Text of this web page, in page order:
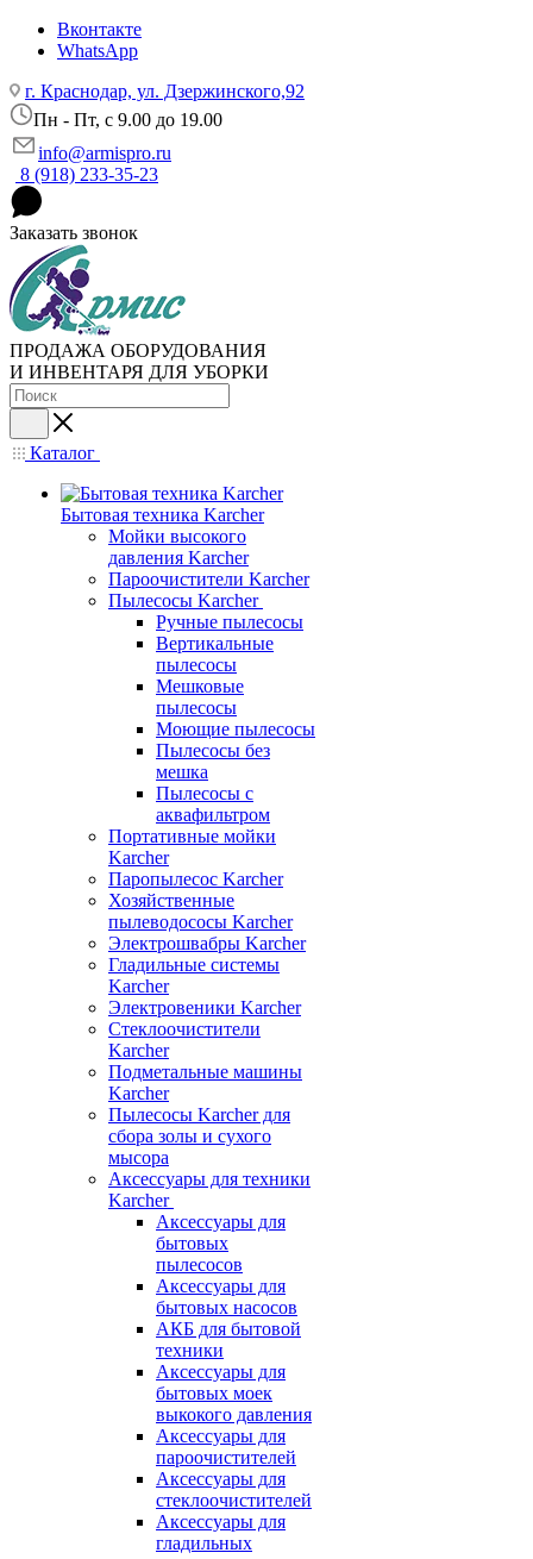
Вконтакте
WhatsApp
г. Краснодар, ул. Дзержинского,92
Пн - Пт, c 9.00 до 19.00
info@armispro.ru
8 (918) 233-35-23
Заказать звонок
ПРОДАЖА ОБОРУДОВАНИЯ
И ИНВЕНТАРЯ ДЛЯ УБОРКИ
Каталог
Бытовая техника Karcher
Мойки высокого
давления Karcher
Пароочистители Karcher
Пылесосы Karcher
Ручные пылесосы
Вертикальные
пылесосы
Мешковые
пылесосы
Моющие пылесосы
Пылесосы без
мешка
Пылесосы с
аквафильтром
Портативные мойки
Karcher
Паропылесос Karcher
Хозяйственные
пылеводососы Karcher
Электрошвабры Karcher
Гладильные системы
Karcher
Электровеники Karcher
Стеклоочистители
Karcher
Подметальные машины
Karcher
Пылесосы Karcher для
сбора золы и сухого
мысора
Аксессуары для техники
Karcher
Аксессуары для
бытовых
пылесосов
Аксессуары для
бытовых насосов
АКБ для бытовой
техники
Аксессуары для
бытовых моек
выкокого давления
Аксессуары для
пароочистителей
Аксессуары для
стеклоочистителей
Аксессуары для
гладильных